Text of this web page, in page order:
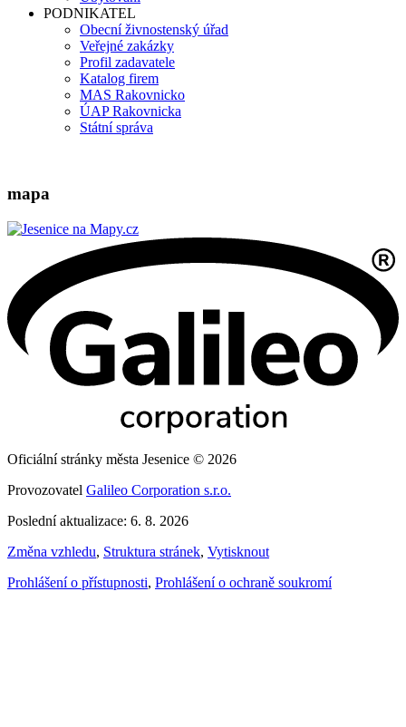
PODNIKATEL
Obecní živnostenský úřad
Veřejné zakázky
Profil zadavatele
Katalog firem
MAS Rakovnicko
ÚAP Rakovnicka
Státní správa
mapa
Oficiální stránky města Jesenice © 2026
Provozovatel Galileo Corporation s.r.o.
Poslední aktualizace: 6. 8. 2026
Změna vzhledu, Struktura stránek, Vytisknout
Prohlášení o přístupnosti, Prohlášení o ochraně soukromí